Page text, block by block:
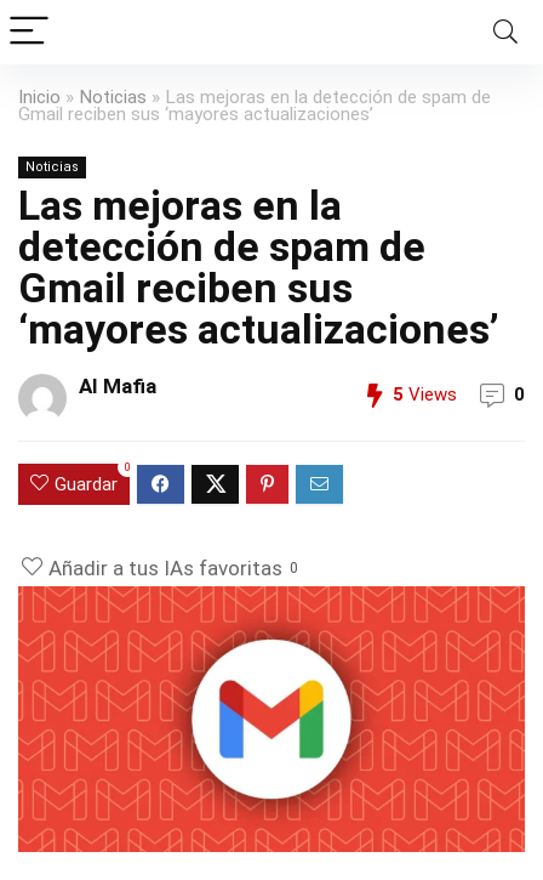
Inicio » Noticias » Las mejoras en la detección de spam de
Gmail reciben sus ‘mayores actualizaciones’
Noticias
Las mejoras en la
detección de spam de
Gmail reciben sus
‘mayores actualizaciones’
AI Mafia 5 Views 0
Guardar
0
Añadir a tus IAs favoritas 0